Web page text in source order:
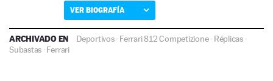
VER BIOGRAFÍA
ARCHIVADO EN Deportivos· Ferrari 812 Competizione· Réplicas ·
Subastas ·Ferrari